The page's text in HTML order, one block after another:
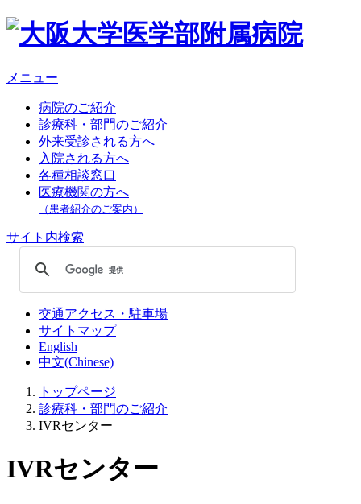
メニュー
病院のご紹介
診療科・部門のご紹介
外来受診される方へ
入院される方へ
各種相談窓口
医療機関の方へ
（患者紹介のご案内）
サイト内検索
交通アクセス・駐車場
サイトマップ
English
中文(Chinese)
トップページ
診療科・部門のご紹介
IVRセンター
IVRセンター